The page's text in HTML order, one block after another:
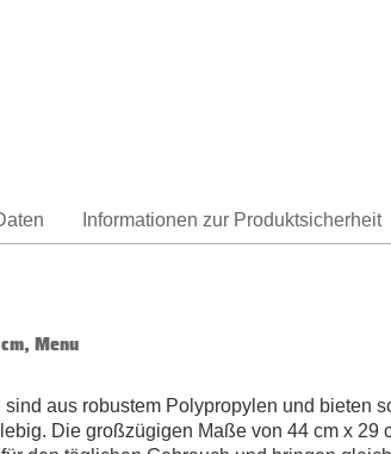
Informationen zur Produktsicherheit
Menu
aus robustem Polypropylen und bieten
Die großzügigen Maße von 44 cm x